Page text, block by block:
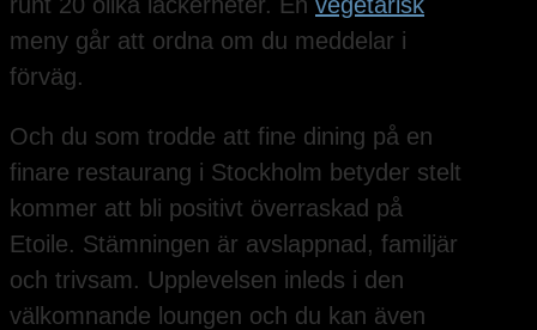
meny går att ordna om du meddelar i
förväg.
Och du som trodde att fine dining på en
finare restaurang i Stockholm betyder stelt
kommer att bli positivt överraskad på
Etoile. Stämningen är avslappnad, familjär
och trivsam. Upplevelsen inleds i den
välkomnande loungen och du kan även